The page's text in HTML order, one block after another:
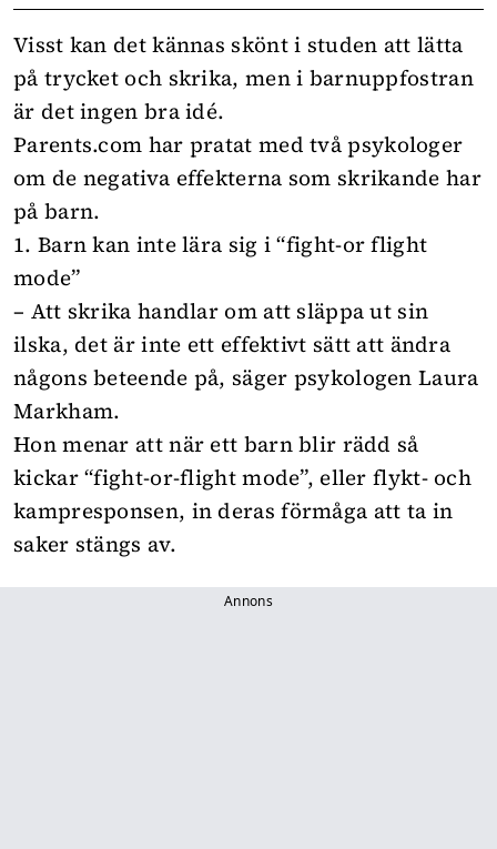
Visst kan det kännas skönt i studen att lätta
på trycket och skrika, men i barnuppfostran
är det ingen bra idé.
Parents.com har pratat med två psykologer
om de negativa effekterna som skrikande har
på barn.
1. Barn kan inte lära sig i “fight-or flight
mode”
– Att skrika handlar om att släppa ut sin
ilska, det är inte ett effektivt sätt att ändra
någons beteende på, säger psykologen Laura
Markham.
Hon menar att när ett barn blir rädd så
kickar “fight-or-flight mode”, eller flykt- och
kampresponsen, in deras förmåga att ta in
saker stängs av.
Annons